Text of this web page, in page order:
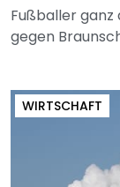
Fußballer
gegen
WIRTSCHAFT